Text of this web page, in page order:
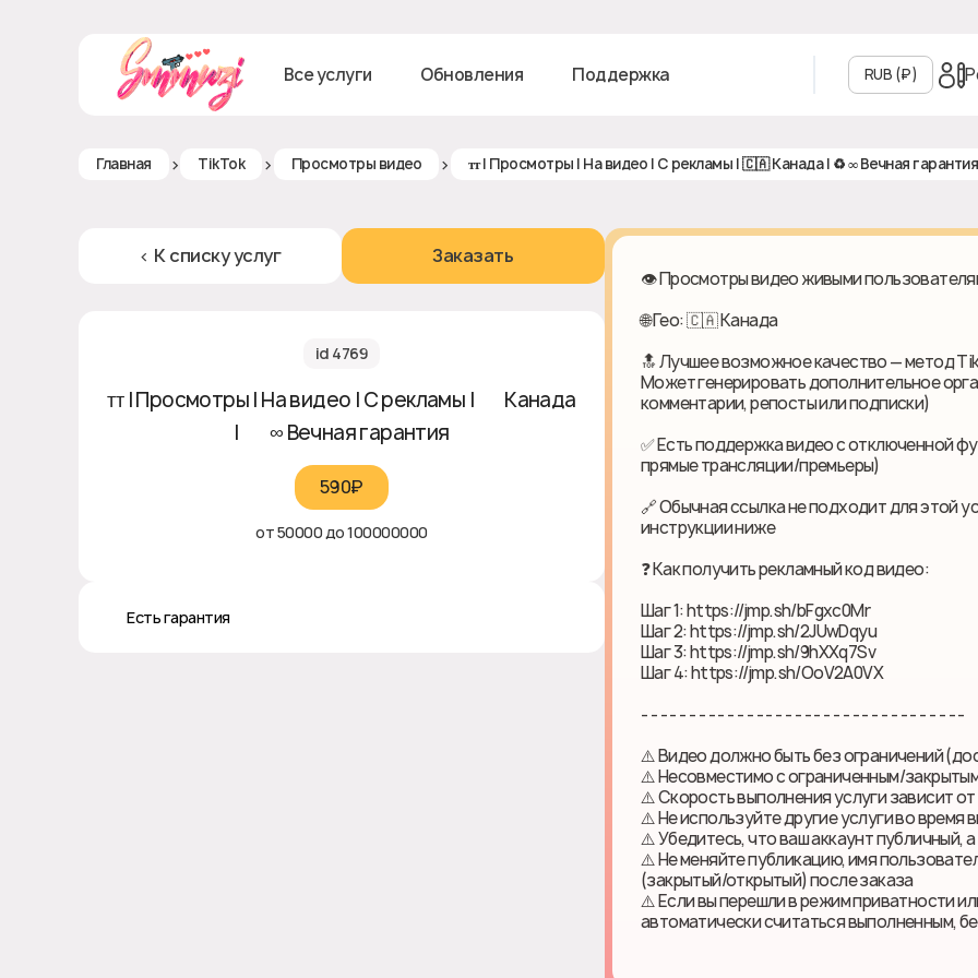
Все услуги Обновления Поддержка RUB (₽‎)
Главная > TikTok > Просмотры видео > ᴛᴛ | Просмотры | На видео | С рекламы | 🇨🇦 Канада | ♻️ ∞ Вечная гарантия
< К списку услуг Заказать
id 4769
ᴛᴛ | Просмотры | На видео | С рекламы | 🇨🇦 Канада
| ♻️ ∞ Вечная гарантия
590₽‎
от 50000 до 100000000
♻️ Есть гарантия
👁️ Просмотры видео живыми
🌐 Гео: 🇨🇦 Канада
🔝 Лучшее возможное качество — метод
Может генерировать дополнительное
комментарии, репосты или подписки)
✅ Есть поддержка видео с отключенной
прямые трансляции/премьеры)
🔗 Обычная ссылка не подходит для этой
инструкции ниже
❓ Как получить рекламный код видео:
Шаг 1: https://jmp.sh/bFgxc0Mr
Шаг 2: https://jmp.sh/2JUwDqyu
Шаг 3: https://jmp.sh/9hXXq7Sv
Шаг 4: https://jmp.sh/OoV2A0VX
- - - - - - - - - - - - - - - - - - - - - - - - - - - - - - - - - -
⚠️ Видео должно быть без ограничений
⚠️ Несовместимо с ограниченным/
⚠️ Скорость выполнения услуги зависит
⚠️ Не используйте другие услуги во время
⚠️ Убедитесь, что ваш аккаунт публичный,
⚠️ Не меняйте публикацию, имя
(закрытый/открытый) после заказа
⚠️ Если вы перешли в режим приватности
автоматически считаться выполненным,